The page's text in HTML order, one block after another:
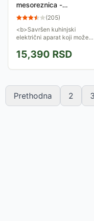
mesoreznica -
salamoreznica F3727520
(205)
<b>Savršen kuhinjski
električni aparat koji može
veličina meso, sireve i
</b>
15,390 RSD
Prethodna 2 3